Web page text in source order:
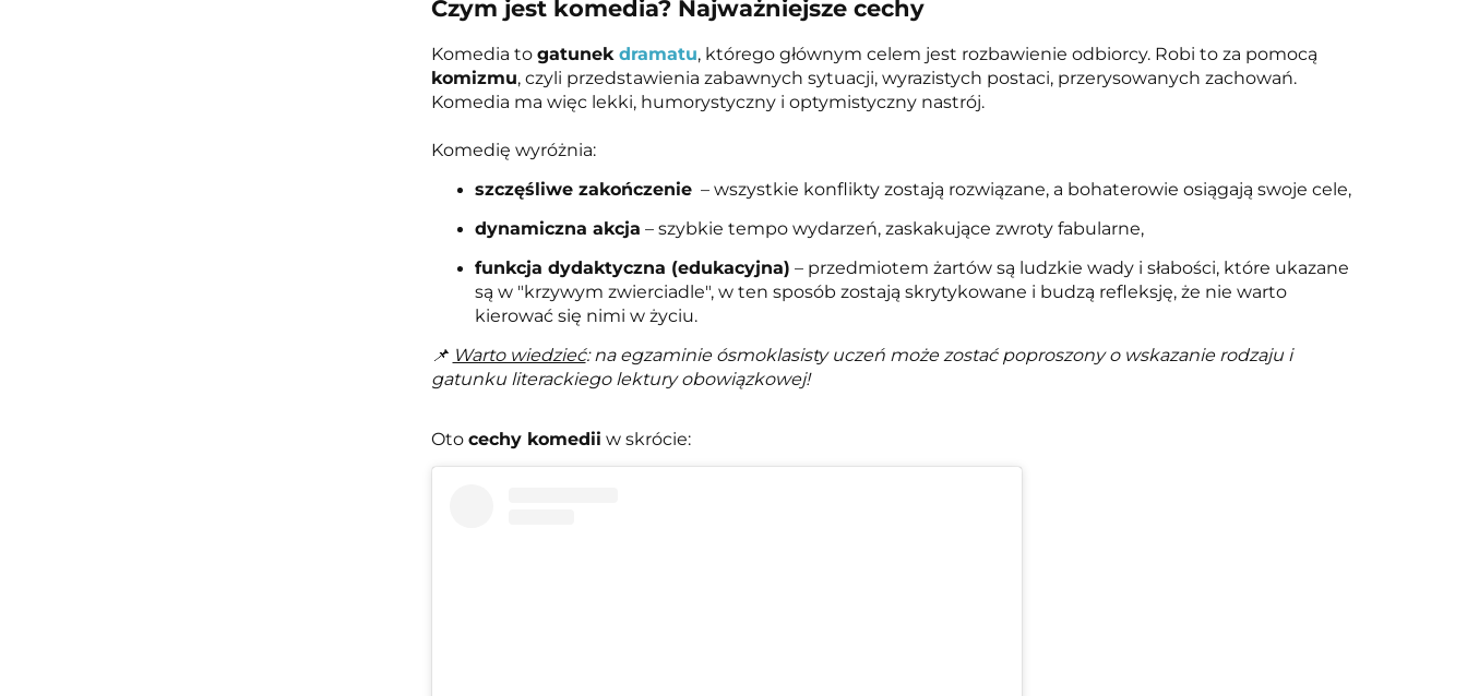
Czym jest komedia? Najważniejsze cechy
Komedia to gatunek dramatu, którego głównym celem jest rozbawienie odbiorcy. Robi to za pomocą
komizmu, czyli przedstawienia zabawnych sytuacji, wyrazistych postaci, przerysowanych zachowań.
Komedia ma więc lekki, humorystyczny i optymistyczny nastrój.
Komedię wyróżnia:
szczęśliwe zakończenie– wszystkie konflikty zostają rozwiązane, a bohaterowie osiągają swoje cele,
dynamiczna akcja – szybkie tempo wydarzeń, zaskakujące zwroty fabularne,
funkcja dydaktyczna (edukacyjna) – przedmiotem żartów są ludzkie wady i słabości, które ukazane
są w "krzywym zwierciadle", w ten sposób zostają skrytykowane i budzą refleksję, że nie warto
kierować się nimi w życiu.
📌 Warto wiedzieć: na egzaminie ósmoklasisty uczeń może zostać poproszony o wskazanie rodzaju i
gatunku literackiego lektury obowiązkowej!
Oto cechy komedii w skrócie: